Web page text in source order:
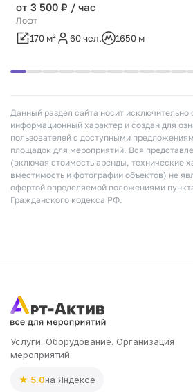
от 3 500 ₽ / час
Лофт
170 м² 60 чел. 1650 м
Данный раздел сайта носит исключительно
информационный характер и создан для
пользователей с доступными
площадок для мероприятий. Вся
(включая стоимость аренды, технические
вместимость и фотографии объектов) не
офертой определяемой положениями
Гражданского кодекса РФ.
Услуги. Оборудование. Организация
мероприятий.
★ 5.0на Яндексе